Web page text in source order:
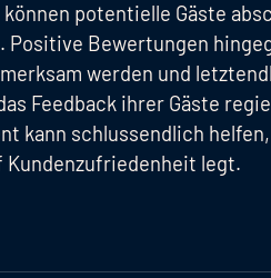
potentielle Gäste
Positive Bewertungen
werden und
Feedback ihrer Gäste
kann schlussendlich
Kundenzufriedenheit legt.